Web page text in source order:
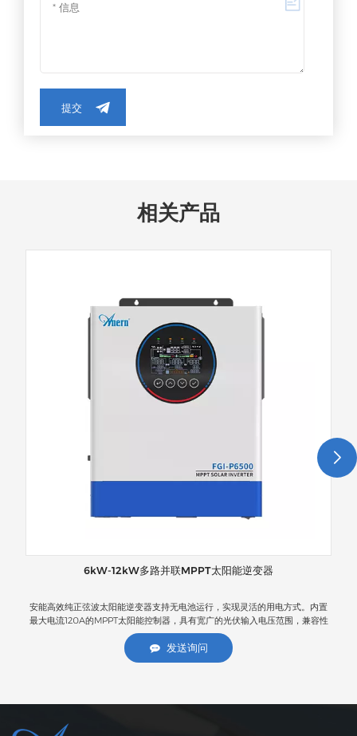
提交
相关产品
6kW-12kW多路并联MPPT太阳能逆变器
安能高效纯正弦波太阳能逆变器支持无电池运行，实现灵活的用电方式。内置
最大电流120A的MPPT太阳能控制器，具有宽广的光伏输入电压范围，兼容性
强。它可通过交流和光伏输入实现锂电池自动激活，采用智能充电技术，有效
延长电池使用寿命。内置防尘结构，可适应恶劣的工作环境。支持一键恢复出
厂设置，方便维护；可选配WiFi远程监控，方便实时查看状态；并配备时尚的
发送询问